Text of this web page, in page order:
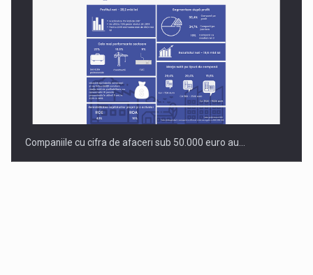
Companiile cu cifra de afaceri sub 50.000 euro au…